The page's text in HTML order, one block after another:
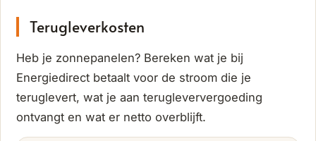
Terugleverkosten
Heb je zonnepanelen? Bereken wat je bij
Energiedirect betaalt voor de stroom die je
teruglevert, wat je aan terugleververgoeding
ontvangt en wat er netto overblijft.